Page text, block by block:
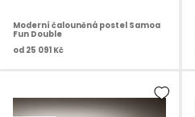
Moderní čalouněná postel Samoa
Fun Double
od 25 091 Kč